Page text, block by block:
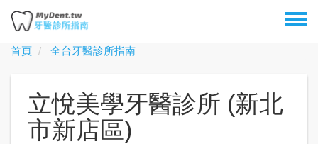
移
主首頁 全台牙醫診所指南
立悅美學牙醫診所 (新北
市新店區)